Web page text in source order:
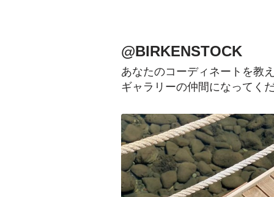
@BIRKENSTOCK
あなたのコーディネートを教
ギャラリーの仲間になってく